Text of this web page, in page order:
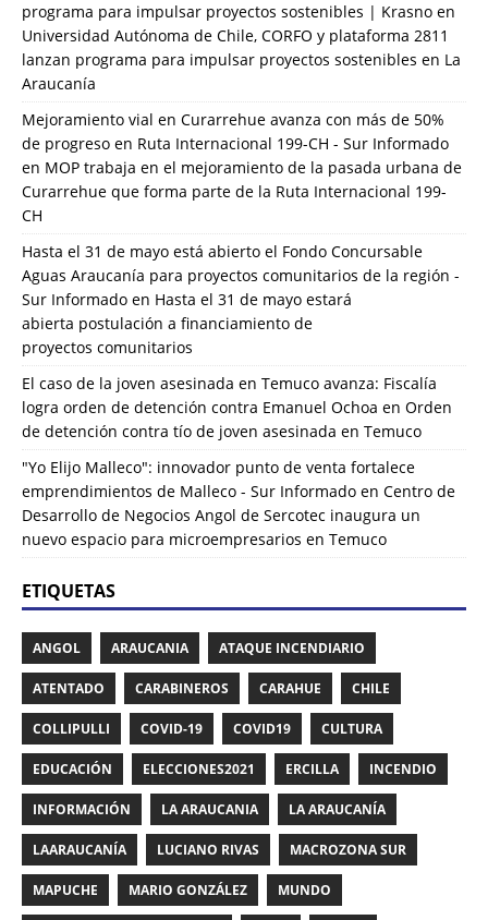
programa para impulsar proyectos sostenibles | Krasno en
Universidad Autónoma de Chile, CORFO y plataforma 2811
lanzan programa para impulsar proyectos sostenibles en La
Araucanía
Mejoramiento vial en Curarrehue avanza con más de 50%
de progreso en Ruta Internacional 199-CH - Sur Informado
en MOP trabaja en el mejoramiento de la pasada urbana de
Curarrehue que forma parte de la Ruta Internacional 199-
CH
Hasta el 31 de mayo está abierto el Fondo Concursable
Aguas Araucanía para proyectos comunitarios de la región -
Sur Informado en Hasta el 31 de mayo estará
abierta postulación a financiamiento de
proyectos comunitarios
El caso de la joven asesinada en Temuco avanza: Fiscalía
logra orden de detención contra Emanuel Ochoa en Orden
de detención contra tío de joven asesinada en Temuco
"Yo Elijo Malleco": innovador punto de venta fortalece
emprendimientos de Malleco - Sur Informado en Centro de
Desarrollo de Negocios Angol de Sercotec inaugura un
nuevo espacio para microempresarios en Temuco
ETIQUETAS
ANGOL ARAUCANIA ATAQUE INCENDIARIO
ATENTADO CARABINEROS CARAHUE CHILE
COLLIPULLI COVID-19 COVID19 CULTURA
EDUCACIÓN ELECCIONES2021 ERCILLA INCENDIO
INFORMACIÓN LA ARAUCANIA LA ARAUCANÍA
LAARAUCANÍA LUCIANO RIVAS MACROZONA SUR
MAPUCHE MARIO GONZÁLEZ MUNDO